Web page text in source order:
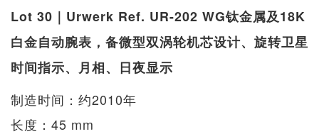
Lot 30｜Urwerk Ref. UR-202 WG钛金属及18K
白金自动腕表，备微型双涡轮机芯设计、旋转卫星
时间指示、月相、日夜显示
制造时间：约2010年
长度：45 mm